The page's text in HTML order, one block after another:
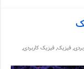
,فیزیک,فیزیک کاربردی,